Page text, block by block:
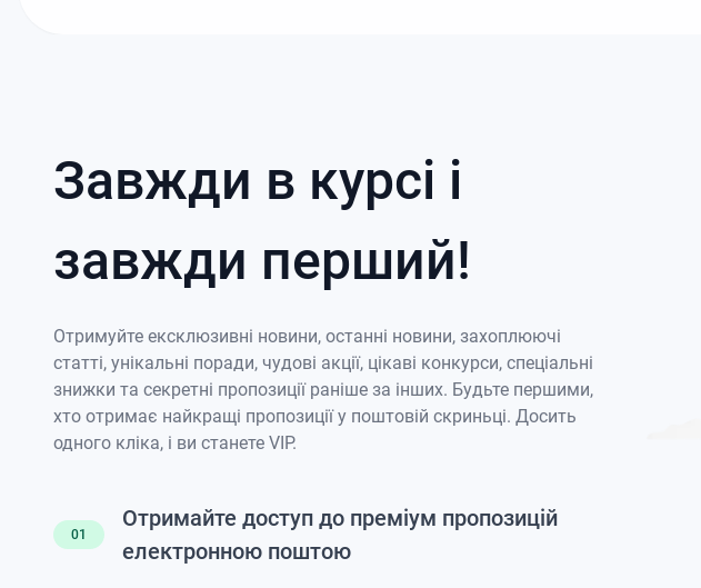
Завжди в курсі і
завжди перший!
Отримуйте ексклюзивні новини, останні новини, захоплюючі
статті, унікальні поради, чудові акції, цікаві конкурси, спеціальні
знижки та секретні пропозиції раніше за інших. Будьте першими,
хто отримає найкращі пропозиції у поштовій скриньці. Досить
одного кліка, і ви станете VIP.
01
Отримайте доступ до преміум пропозицій
електронною поштою